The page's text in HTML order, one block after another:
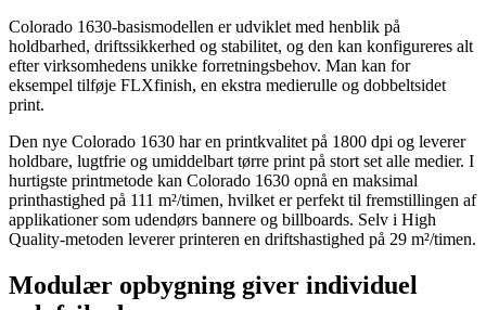
Colorado 1630-basismodellen er udviklet med henblik på
holdbarhed, driftssikkerhed og stabilitet, og den kan konfigureres alt
efter virksomhedens unikke forretningsbehov. Man kan for
eksempel tilføje FLXfinish, en ekstra medierulle og dobbeltsidet
print.
Den nye Colorado 1630 har en printkvalitet på 1800 dpi og leverer
holdbare, lugtfrie og umiddelbart tørre print på stort set alle medier. I
hurtigste printmetode kan Colorado 1630 opnå en maksimal
printhastighed på 111 m²/timen, hvilket er perfekt til fremstillingen af
applikationer som udendørs bannere og billboards. Selv i High
Quality-metoden leverer printeren en driftshastighed på 29 m²/timen.
Modulær opbygning giver individuel